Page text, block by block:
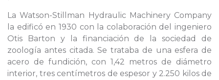
La Watson-Stillman Hydraulic Machinery Company
la edificó en 1930 con la colaboración del ingeniero
Otis Barton y la financiación de la sociedad de
zoología antes citada. Se trataba de una esfera de
acero de fundición, con 1,42 metros de diámetro
interior, tres centímetros de espesor y 2.250 kilos de